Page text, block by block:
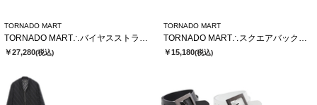
TORNADO MART
TORNADO MART∴バイヤスストライプシアーブルゾン
￥27,280(税込)
TORNADO MART
TORNADO MART∴スクエアバックルベルト
￥15,180(税込)